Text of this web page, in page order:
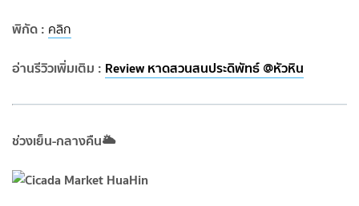
พิกัด : คลิก
อ่านรีวิวเพิ่มเติม : Review หาดสวนสนประดิพัทธ์ @หัวหิน
ช่วงเย็น-กลางคืน🌥